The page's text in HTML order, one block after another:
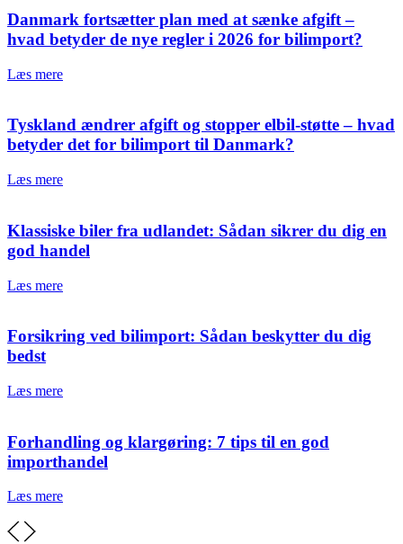
Danmark fortsætter plan med at sænke afgift –
hvad betyder de nye regler i 2026 for bilimport?
Læs mere
Tyskland ændrer afgift og stopper elbil-støtte – hvad
betyder det for bilimport til Danmark?
Læs mere
Klassiske biler fra udlandet: Sådan sikrer du dig en
god handel
Læs mere
Forsikring ved bilimport: Sådan beskytter du dig
bedst
Læs mere
Forhandling og klargøring: 7 tips til en god
importhandel
Læs mere